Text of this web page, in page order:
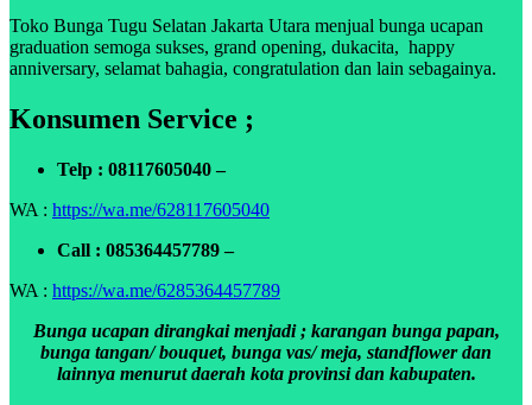
Toko Bunga Tugu Selatan Jakarta Utara menjual bunga ucapan
graduation semoga sukses, grand opening, dukacita, happy
anniversary, selamat bahagia, congratulation dan lain sebagainya.
Konsumen Service ;
Telp : 08117605040 –
WA : https://wa.me/628117605040
Call : 085364457789 –
WA : https://wa.me/6285364457789
Bunga ucapan dirangkai menjadi ; karangan bunga papan,
bunga tangan/ bouquet, bunga vas/ meja, standflower dan
lainnya menurut daerah kota provinsi dan kabupaten.